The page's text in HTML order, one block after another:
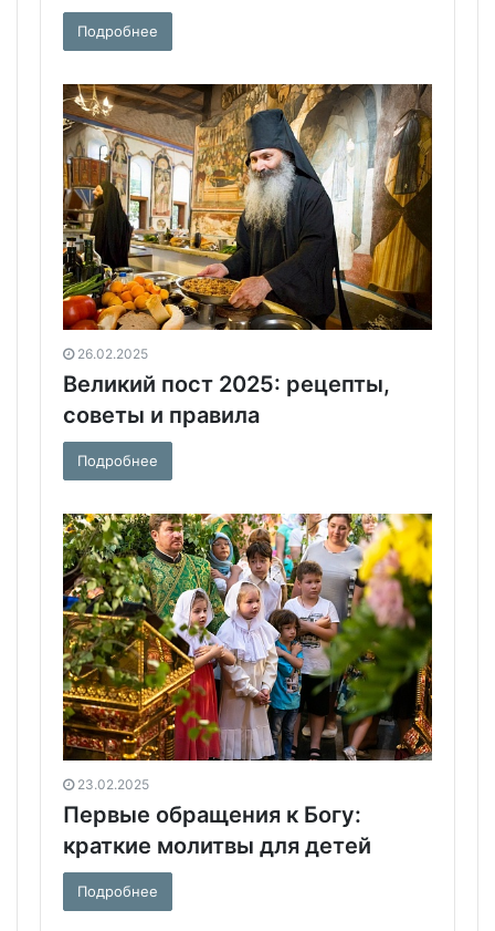
Подробнее
26.02.2025
Великий пост 2025: рецепты,
советы и правила
Подробнее
23.02.2025
Первые обращения к Богу:
краткие молитвы для детей
Подробнее